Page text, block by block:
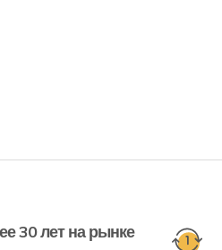
30 лет на рынке